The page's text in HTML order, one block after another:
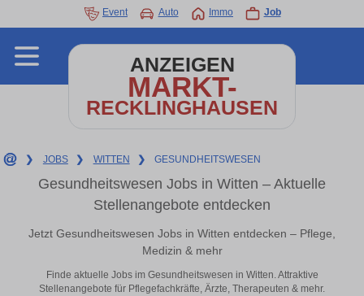
Event Auto Immo Job
ANZEIGEN
MARKT-
RECKLINGHAUSEN
❯ JOBS ❯ WITTEN ❯ GESUNDHEITSWESEN
Gesundheitswesen Jobs in Witten – Aktuelle
Stellenangebote entdecken
Jetzt Gesundheitswesen Jobs in Witten entdecken – Pflege,
Medizin & mehr
Finde aktuelle Jobs im Gesundheitswesen in Witten. Attraktive
Stellenangebote für Pflegefachkräfte, Ärzte, Therapeuten & mehr.